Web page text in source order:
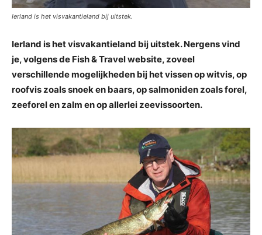
Ierland is het visvakantieland bij uitstek.
Ierland is het visvakantieland bij uitstek. Nergens vind
je, volgens de Fish & Travel website, zoveel
verschillende mogelijkheden bij het vissen op witvis, op
roofvis zoals snoek en baars, op salmoniden zoals forel,
zeeforel en zalm en op allerlei zeevissoorten.